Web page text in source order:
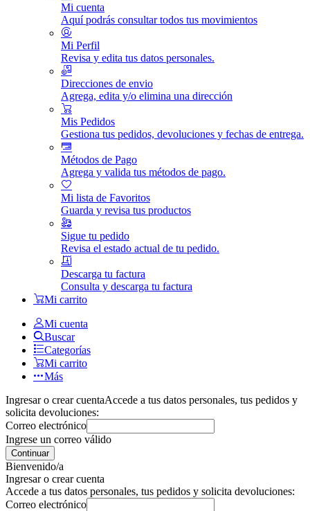
Mi cuenta
Aquí podrás consultar todos tus movimientos
Mi Perfil
Revisa y edita tus datos personales.
Direcciones de envio
Agrega, edita y/o elimina una dirección
Mis Pedidos
Gestiona tus pedidos, devoluciones y fechas de entrega.
Métodos de Pago
Agrega y valida tus métodos de pago.
Mi lista de Favoritos
Guarda y revisa tus productos
Sigue tu pedido
Revisa el estado actual de tu pedido.
Descarga tu factura
Consulta y descarga tu factura
Mi carrito
Mi cuenta
Buscar
Categorías
Mi carrito
Más
Ingresar o crear cuentaAccede a tus datos personales, tus pedidos y
solicita devoluciones:
Correo electrónico
Ingrese un correo válido
Continuar
Bienvenido/a
Ingresar o crear cuenta
Accede a tus datos personales, tus pedidos y solicita devoluciones:
Correo electrónico